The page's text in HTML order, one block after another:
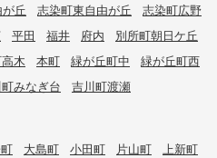
丘 志染町東自由が丘
志染町広野
平田 福井 府内
別所町朝日ケ丘
木 本町 緑が丘町中
緑が丘町西
みなぎ台 吉川町渡瀬
大島町 小田町 片山町
上新町